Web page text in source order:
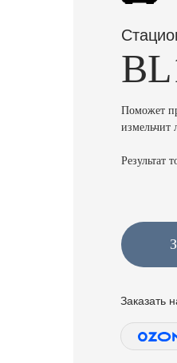
Поможет
измельчит
Результат
Заказать